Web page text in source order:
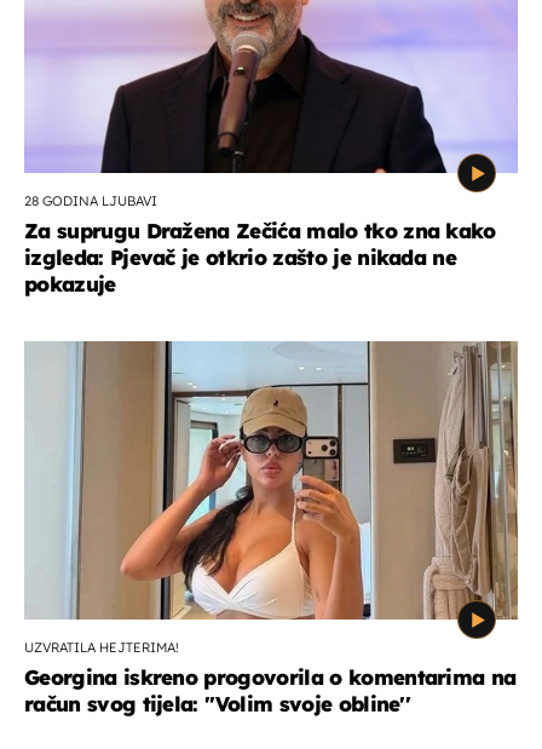
28 GODINA LJUBAVI
Za suprugu Dražena Zečića malo tko zna kako
izgleda: Pjevač je otkrio zašto je nikada ne
pokazuje
UZVRATILA HEJTERIMA!
Georgina iskreno progovorila o komentarima na
račun svog tijela: ''Volim svoje obline''